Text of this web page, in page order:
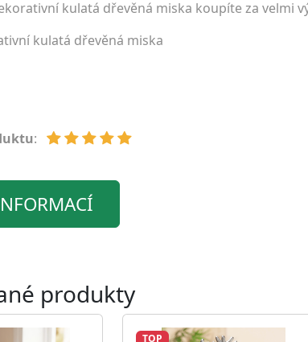
kulatá dřevěná miska koupíte za velmi
kulatá dřevěná miska
:
produkty
TOP